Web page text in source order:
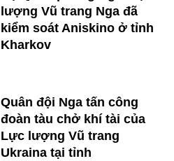
lượng Vũ trang Nga đã
kiểm soát Aniskino ở tỉnh
Kharkov
Quân đội Nga tấn công
đoàn tàu chở khí tài của
Lực lượng Vũ trang
Ukraina tại tỉnh